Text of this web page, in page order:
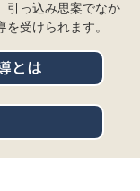
引っ込み思案でなか
受けられます。
とは